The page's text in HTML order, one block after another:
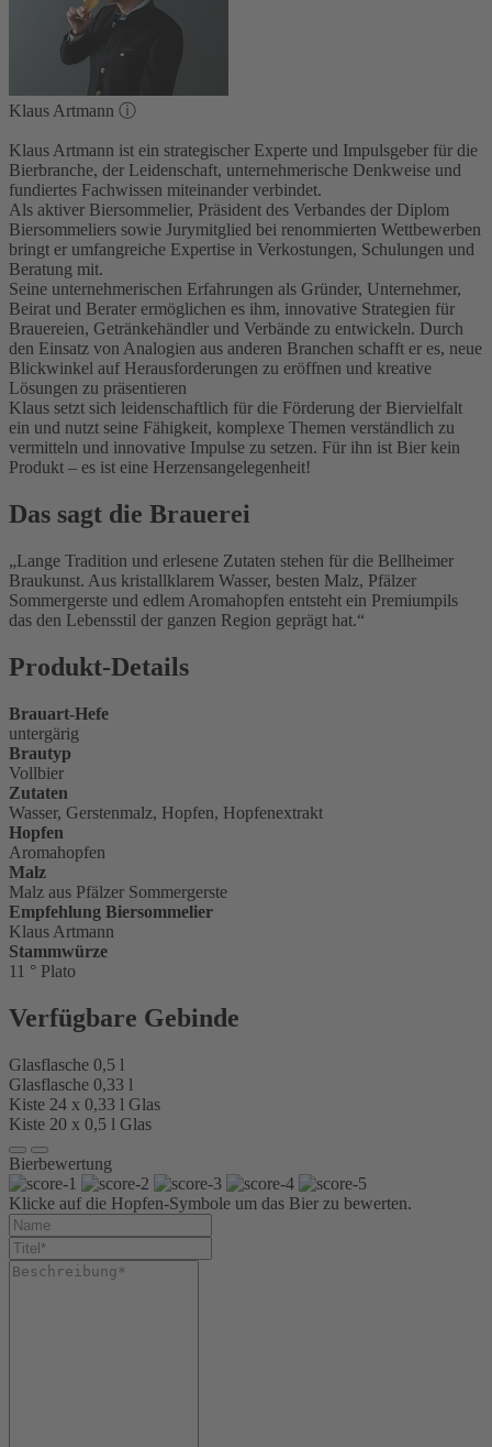
Klaus Artmann ⓘ
Klaus Artmann ist ein strategischer Experte und Impulsgeber für die
Bierbranche, der Leidenschaft, unternehmerische Denkweise und
fundiertes Fachwissen miteinander verbindet.
Als aktiver Biersommelier, Präsident des Verbandes der Diplom
Biersommeliers sowie Jurymitglied bei renommierten Wettbewerben
bringt er umfangreiche Expertise in Verkostungen, Schulungen und
Beratung mit.
Seine unternehmerischen Erfahrungen als Gründer, Unternehmer,
Beirat und Berater ermöglichen es ihm, innovative Strategien für
Brauereien, Getränkehändler und Verbände zu entwickeln. Durch
den Einsatz von Analogien aus anderen Branchen schafft er es, neue
Blickwinkel auf Herausforderungen zu eröffnen und kreative
Lösungen zu präsentieren
Klaus setzt sich leidenschaftlich für die Förderung der Biervielfalt
ein und nutzt seine Fähigkeit, komplexe Themen verständlich zu
vermitteln und innovative Impulse zu setzen. Für ihn ist Bier kein
Produkt – es ist eine Herzensangelegenheit!
Das sagt die Brauerei
Lange Tradition und erlesene Zutaten stehen für die Bellheimer
Braukunst. Aus kristallklarem Wasser, besten Malz, Pfälzer
Sommergerste und edlem Aromahopfen entsteht ein Premiumpils
das den Lebensstil der ganzen Region geprägt hat.
Produkt-Details
Brauart-Hefe
untergärig
Brautyp
Vollbier
Zutaten
Wasser, Gerstenmalz, Hopfen, Hopfenextrakt
Hopfen
Aromahopfen
Malz
Malz aus Pfälzer Sommergerste
Empfehlung Biersommelier
Klaus Artmann
Stammwürze
11 ° Plato
Verfügbare Gebinde
Glasflasche 0,5 l
Glasflasche 0,33 l
Kiste 24 x 0,33 l Glas
Kiste 20 x 0,5 l Glas
Bierbewertung
Klicke auf die Hopfen-Symbole um das Bier zu bewerten.